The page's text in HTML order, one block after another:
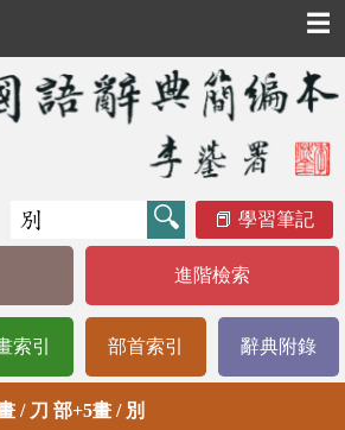
☰
學習筆記
進階檢索
索引 部首索引 辭典附錄
/ 刀 部+5畫 / 別